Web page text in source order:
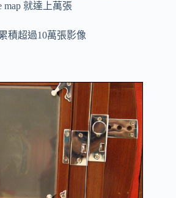
map 就達上萬張
積超過10萬張影像